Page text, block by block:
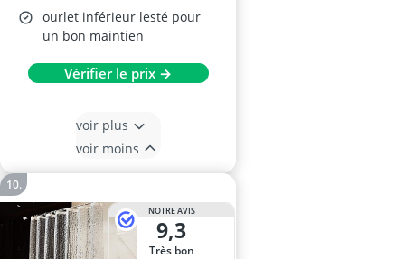
ourlet inférieur lesté pour
un bon maintien
Vérifier le prix →
voir plus
voir moins
NOTRE AVIS
9,3
Très bon